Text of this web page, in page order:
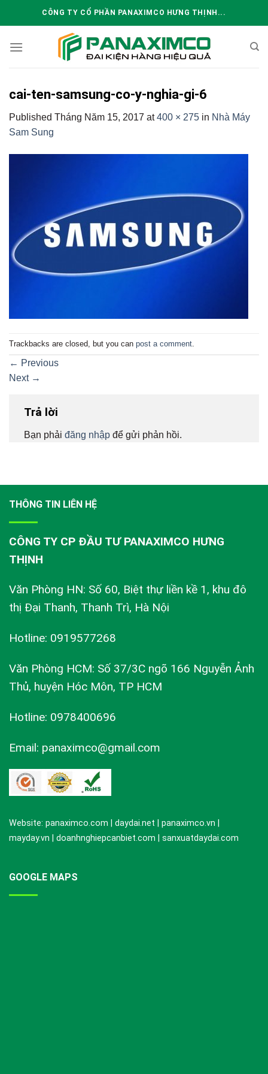
CÔNG TY CỔ PHẦN PANAXIMCO HƯNG THỊNH...
cai-ten-samsung-co-y-nghia-gi-6
Published Tháng Năm 15, 2017 at400 × 275 in Nhà Máy
Sam Sung
Trackbacks are closed, but you can post a comment
← Previous
Next →
Trả lời
Bạn phải đăng nhập để gửi phản hồi.
THÔNG TIN LIÊN HỆ
CÔNG TY CP ĐẦU TƯ PANAXIMCO HƯNG
THỊNH
Văn Phòng HN: Số 60, Biệt thự liền kề 1, khu đô
thị Đại Thanh, Thanh Trì, Hà Nội
Hotline: 0919577268
Văn Phòng HCM: Số 37/3C ngõ 166 Nguyễn Ảnh
Thủ, huyện Hóc Môn, TP HCM
Hotline: 0978400696
Email: panaximco@gmail.com
Website: panaximco.com | daydai.net | panaximco.vn |
mayday.vn | doanhnghiepcanbiet.com | sanxuatdaydai.com
GOOGLE MAPS